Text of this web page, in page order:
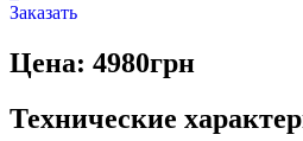
Заказать
Цена: 4980грн
Технические